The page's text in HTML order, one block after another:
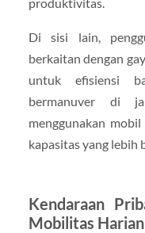
Di sisi lain,
berkaitan dengan
untuk efisiensi
bermanuver di
menggunakan
kapasitas yang lebih
Kendaraan
Mobilitas